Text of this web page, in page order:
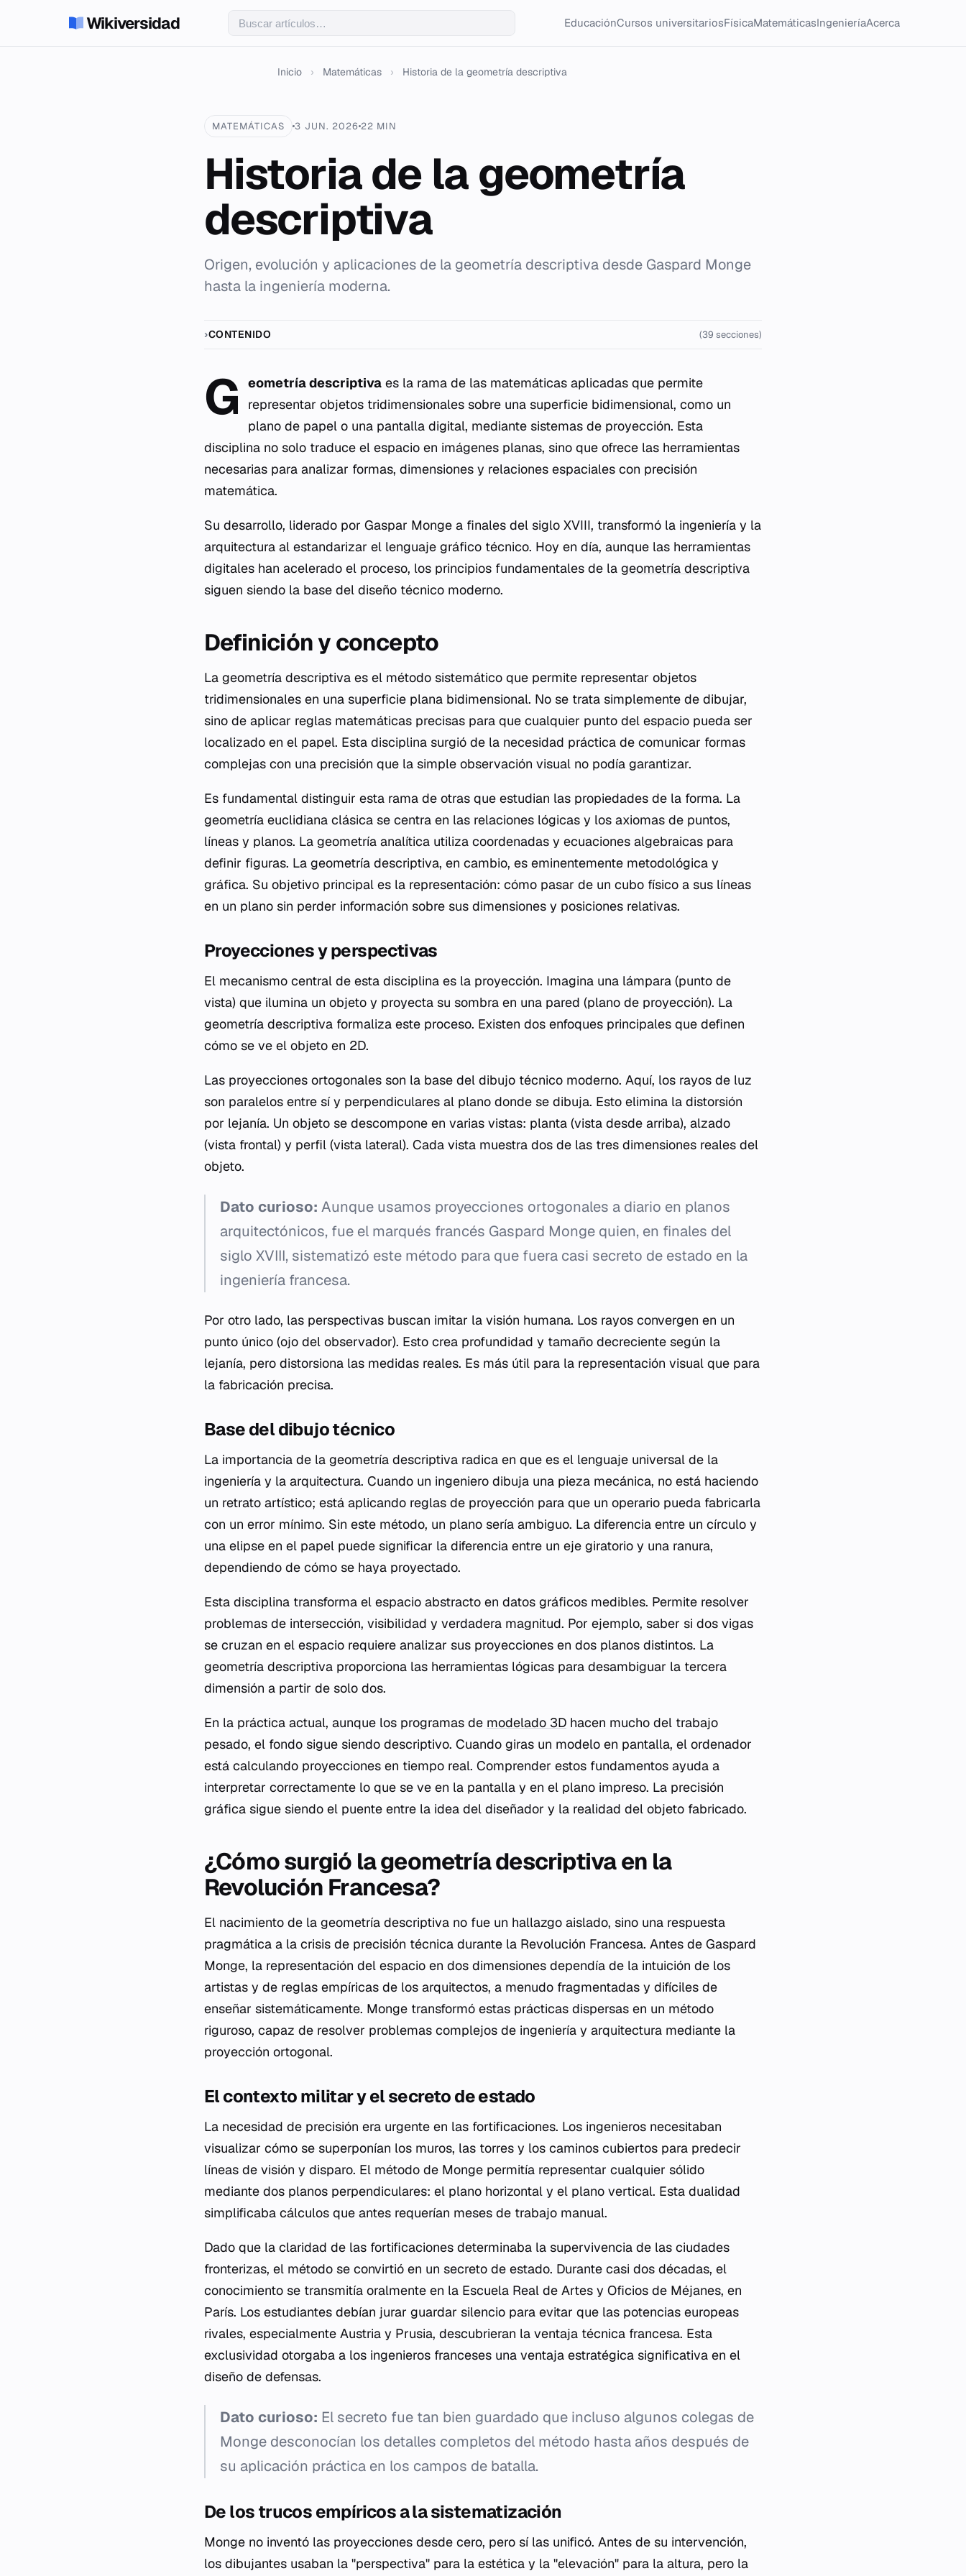
Wikiversidad EducaciónCursos universitariosFísicaMatemáticasIngenieríaAcerca
Inicio › Matemáticas › Historia de la geometría descriptiva
MATEMÁTICAS 3 JUN. 2026 22 MIN
Historia de la geometría
descriptiva
Origen, evolución y aplicaciones de la geometría descriptiva desde Gaspard Monge
hasta la ingeniería moderna.
CONTENIDO (39 secciones)
G eometría descriptiva es la rama de las matemáticas aplicadas que permite
representar objetos tridimensionales sobre una superficie bidimensional, como un
plano de papel o una pantalla digital, mediante sistemas de proyección. Esta
disciplina no solo traduce el espacio en imágenes planas, sino que ofrece las herramientas
necesarias para analizar formas, dimensiones y relaciones espaciales con precisión
matemática.
Su desarrollo, liderado por Gaspar Monge a finales del siglo XVIII, transformó la ingeniería y la
arquitectura al estandarizar el lenguaje gráfico técnico. Hoy en día, aunque las herramientas
digitales han acelerado el proceso, los principios fundamentales de la geometría descriptiva
siguen siendo la base del diseño técnico moderno.
Definición y concepto
La geometría descriptiva es el método sistemático que permite representar objetos
tridimensionales en una superficie plana bidimensional. No se trata simplemente de dibujar,
sino de aplicar reglas matemáticas precisas para que cualquier punto del espacio pueda ser
localizado en el papel. Esta disciplina surgió de la necesidad práctica de comunicar formas
complejas con una precisión que la simple observación visual no podía garantizar.
Es fundamental distinguir esta rama de otras que estudian las propiedades de la forma. La
geometría euclidiana clásica se centra en las relaciones lógicas y los axiomas de puntos,
líneas y planos. La geometría analítica utiliza coordenadas y ecuaciones algebraicas para
definir figuras. La geometría descriptiva, en cambio, es eminentemente metodológica y
gráfica. Su objetivo principal es la representación: cómo pasar de un cubo físico a sus líneas
en un plano sin perder información sobre sus dimensiones y posiciones relativas.
Proyecciones y perspectivas
El mecanismo central de esta disciplina es la proyección. Imagina una lámpara (punto de
vista) que ilumina un objeto y proyecta su sombra en una pared (plano de proyección). La
geometría descriptiva formaliza este proceso. Existen dos enfoques principales que definen
cómo se ve el objeto en 2D.
Las proyecciones ortogonales son la base del dibujo técnico moderno. Aquí, los rayos de luz
son paralelos entre sí y perpendiculares al plano donde se dibuja. Esto elimina la distorsión
por lejanía. Un objeto se descompone en varias vistas: planta (vista desde arriba), alzado
(vista frontal) y perfil (vista lateral). Cada vista muestra dos de las tres dimensiones reales del
objeto.
Dato curioso: Aunque usamos proyecciones ortogonales a diario en planos
arquitectónicos, fue el marqués francés Gaspard Monge quien, en finales del
siglo XVIII, sistematizó este método para que fuera casi secreto de estado en la
ingeniería francesa.
Por otro lado, las perspectivas buscan imitar la visión humana. Los rayos convergen en un
punto único (ojo del observador). Esto crea profundidad y tamaño decreciente según la
lejanía, pero distorsiona las medidas reales. Es más útil para la representación visual que para
la fabricación precisa.
Base del dibujo técnico
La importancia de la geometría descriptiva radica en que es el lenguaje universal de la
ingeniería y la arquitectura. Cuando un ingeniero dibuja una pieza mecánica, no está haciendo
un retrato artístico; está aplicando reglas de proyección para que un operario pueda fabricarla
con un error mínimo. Sin este método, un plano sería ambiguo. La diferencia entre un círculo y
una elipse en el papel puede significar la diferencia entre un eje giratorio y una ranura,
dependiendo de cómo se haya proyectado.
Esta disciplina transforma el espacio abstracto en datos gráficos medibles. Permite resolver
problemas de intersección, visibilidad y verdadera magnitud. Por ejemplo, saber si dos vigas
se cruzan en el espacio requiere analizar sus proyecciones en dos planos distintos. La
geometría descriptiva proporciona las herramientas lógicas para desambiguar la tercera
dimensión a partir de solo dos.
En la práctica actual, aunque los programas de modelado 3D hacen mucho del trabajo
pesado, el fondo sigue siendo descriptivo. Cuando giras un modelo en pantalla, el ordenador
está calculando proyecciones en tiempo real. Comprender estos fundamentos ayuda a
interpretar correctamente lo que se ve en la pantalla y en el plano impreso. La precisión
gráfica sigue siendo el puente entre la idea del diseñador y la realidad del objeto fabricado.
¿Cómo surgió la geometría descriptiva en la
Revolución Francesa?
El nacimiento de la geometría descriptiva no fue un hallazgo aislado, sino una respuesta
pragmática a la crisis de precisión técnica durante la Revolución Francesa. Antes de Gaspard
Monge, la representación del espacio en dos dimensiones dependía de la intuición de los
artistas y de reglas empíricas de los arquitectos, a menudo fragmentadas y difíciles de
enseñar sistemáticamente. Monge transformó estas prácticas dispersas en un método
riguroso, capaz de resolver problemas complejos de ingeniería y arquitectura mediante la
proyección ortogonal.
El contexto militar y el secreto de estado
La necesidad de precisión era urgente en las fortificaciones. Los ingenieros necesitaban
visualizar cómo se superponían los muros, las torres y los caminos cubiertos para predecir
líneas de visión y disparo. El método de Monge permitía representar cualquier sólido
mediante dos planos perpendiculares: el plano horizontal y el plano vertical. Esta dualidad
simplificaba cálculos que antes requerían meses de trabajo manual.
Dado que la claridad de las fortificaciones determinaba la supervivencia de las ciudades
fronterizas, el método se convirtió en un secreto de estado. Durante casi dos décadas, el
conocimiento se transmitía oralmente en la Escuela Real de Artes y Oficios de Méjanes, en
París. Los estudiantes debían jurar guardar silencio para evitar que las potencias europeas
rivales, especialmente Austria y Prusia, descubrieran la ventaja técnica francesa. Esta
exclusividad otorgaba a los ingenieros franceses una ventaja estratégica significativa en el
diseño de defensas.
Dato curioso: El secreto fue tan bien guardado que incluso algunos colegas de
Monge desconocían los detalles completos del método hasta años después de
su aplicación práctica en los campos de batalla.
De los trucos empíricos a la sistematización
Monge no inventó las proyecciones desde cero, pero sí las unificó. Antes de su intervención,
los dibujantes usaban la "perspectiva" para la estética y la "elevación" para la altura, pero la